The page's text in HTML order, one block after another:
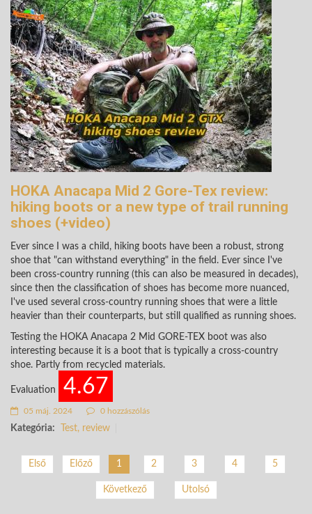
HOKA Anacapa Mid 2 Gore-Tex review:
hiking boots or a new type of trail running
shoes (+video)
Ever since I was a child, hiking boots have been a robust, strong
shoe that "can withstand everything" in the field. Ever since I've
been cross-country running (this can also be measured in decades),
since then the classification of shoes has become more nuanced,
I've used several cross-country running shoes that were a little
heavier than their counterparts, but still qualified as running shoes.
Testing the HOKA Anacapa 2 Mid GORE-TEX boot was also
interesting because it is a boot that is typically a cross-country
shoe. Partly from recycled materials.
Evaluation 4.67
05 máj. 2024 0 hozzászólás
Kategória: Test, review
Első Előző 1 2 3 4 5
Következő Utolsó